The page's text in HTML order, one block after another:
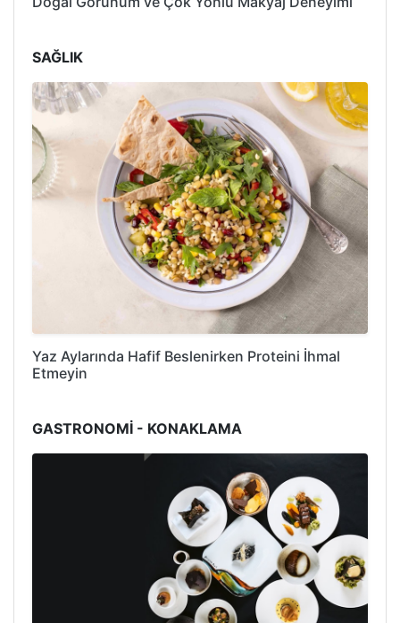
SAĞLIK
Yaz Aylarında Hafif Beslenirken Proteini İhmal
Etmeyin
GASTRONOMİ - KONAKLAMA